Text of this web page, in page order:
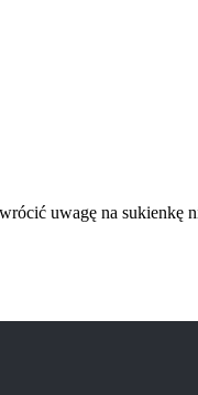
uwagę na sukienkę